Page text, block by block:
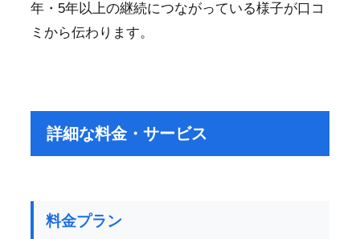
年・5年以上の継続につながっている様子が口コ
ミから伝わります。
詳細な料金・サービス
料金プラン